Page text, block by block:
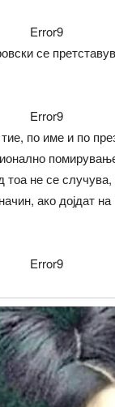
Error9
се
Error9
по име и по
не се случува,
ако дојдат
Error9